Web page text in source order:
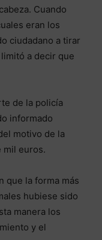
Cuando
eran los
ciudadano a tirar
a decir que
de la policía
informado
motivo de la
mil euros.
que la forma más
hubiese sido
manera los
y el